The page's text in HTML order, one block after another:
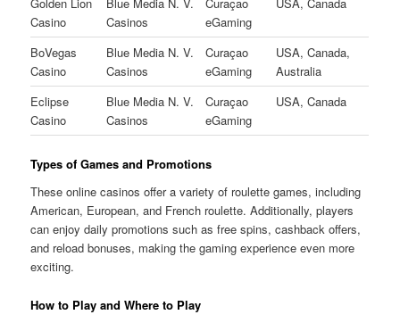
Casino
Casinos
eGaming
BoVegas
Casino
Blue Media N. V.
Casinos
Curaçao
eGaming
USA, Canada,
Australia
Eclipse
Casino
Blue Media N. V.
Casinos
Curaçao
eGaming
USA, Canada
Types of Games and Promotions
These online casinos offer a variety of roulette games, including
American, European, and French roulette. Additionally, players
can enjoy daily promotions such as free spins, cashback offers,
and reload bonuses, making the gaming experience even more
exciting.
How to Play and Where to Play